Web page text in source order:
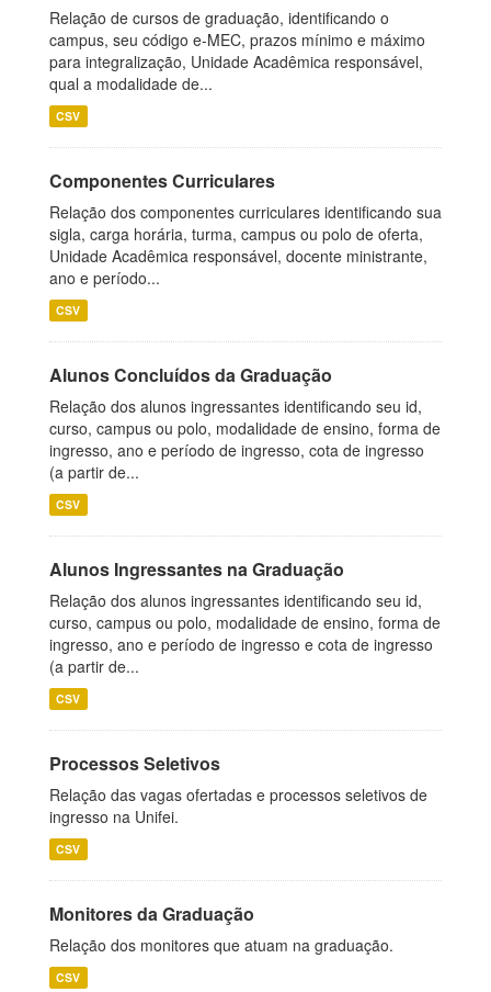
Relação de cursos de graduação, identificando o
campus, seu código e-MEC, prazos mínimo e máximo
para integralização, Unidade Acadêmica responsável,
qual a modalidade de...
CSV
Componentes Curriculares
Relação dos componentes curriculares identificando sua
sigla, carga horária, turma, campus ou polo de oferta,
Unidade Acadêmica responsável, docente ministrante,
ano e período...
CSV
Alunos Concluídos da Graduação
Relação dos alunos ingressantes identificando seu id,
curso, campus ou polo, modalidade de ensino, forma de
ingresso, ano e período de ingresso, cota de ingresso
(a partir de...
CSV
Alunos Ingressantes na Graduação
Relação dos alunos ingressantes identificando seu id,
curso, campus ou polo, modalidade de ensino, forma de
ingresso, ano e período de ingresso e cota de ingresso
(a partir de...
CSV
Processos Seletivos
Relação das vagas ofertadas e processos seletivos de
ingresso na Unifei.
CSV
Monitores da Graduação
Relação dos monitores que atuam na graduação.
CSV